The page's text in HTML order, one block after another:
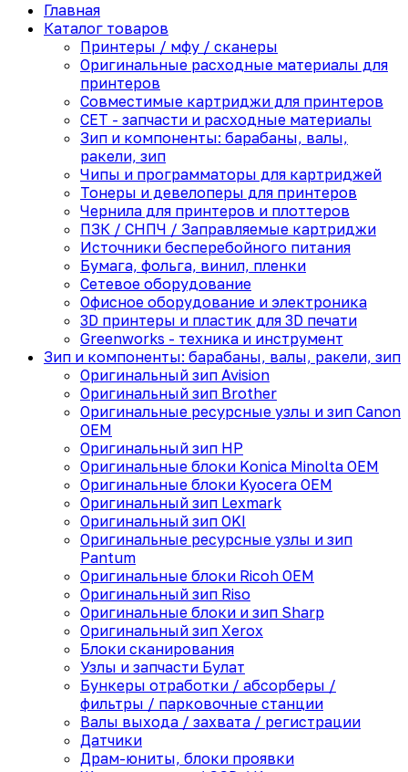
Главная
Каталог товаров
Принтеры / мфу / сканеры
Оригинальные расходные материалы для
принтеров
Совместимые картриджи для принтеров
CET - запчасти и расходные материалы
Зип и компоненты: барабаны, валы,
ракели, зип
Чипы и программаторы для картриджей
Тонеры и девелоперы для принтеров
Чернила для принтеров и плоттеров
ПЗК / СНПЧ / Заправляемые картриджи
Источники бесперебойного питания
Бумага, фольга, винил, пленки
Сетевое оборудование
Офисное оборудование и электроника
3D принтеры и пластик для 3D печати
Greenworks - техника и инструмент
Зип и компоненты: барабаны, валы, ракели, зип
Оригинальный зип Avision
Оригинальный зип Brother
Оригинальные ресурсные узлы и зип Canon
OEM
Оригинальный зип HP
Оригинальные блоки Konica Minolta OEM
Оригинальные блоки Kyocera OEM
Оригинальный зип Lexmark
Оригинальный зип OKI
Оригинальные ресурсные узлы и зип
Pantum
Оригинальные блоки Ricoh OEM
Оригинальный зип Riso
Оригинальные блоки и зип Sharp
Оригинальный зип Xerox
Блоки сканирования
Узлы и запчасти Булат
Бункеры отработки / абсорберы /
фильтры / парковочные станции
Валы выхода / захвата / регистрации
Датчики
Драм-юниты, блоки проявки